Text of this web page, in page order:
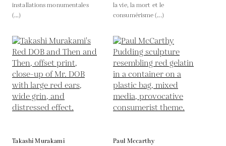
installations monumentales
(...)
la vie, la mort et le
consumérisme (...)
Takashi Murakami
Paul Mccarthy